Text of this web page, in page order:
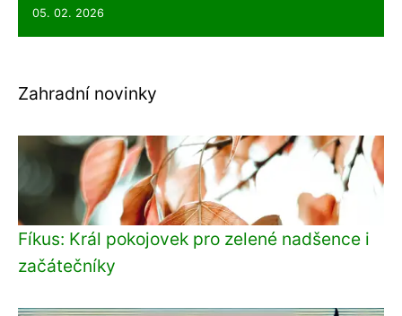
05. 02. 2026
Zahradní novinky
Fíkus: Král pokojovek pro zelené nadšence i
začátečníky